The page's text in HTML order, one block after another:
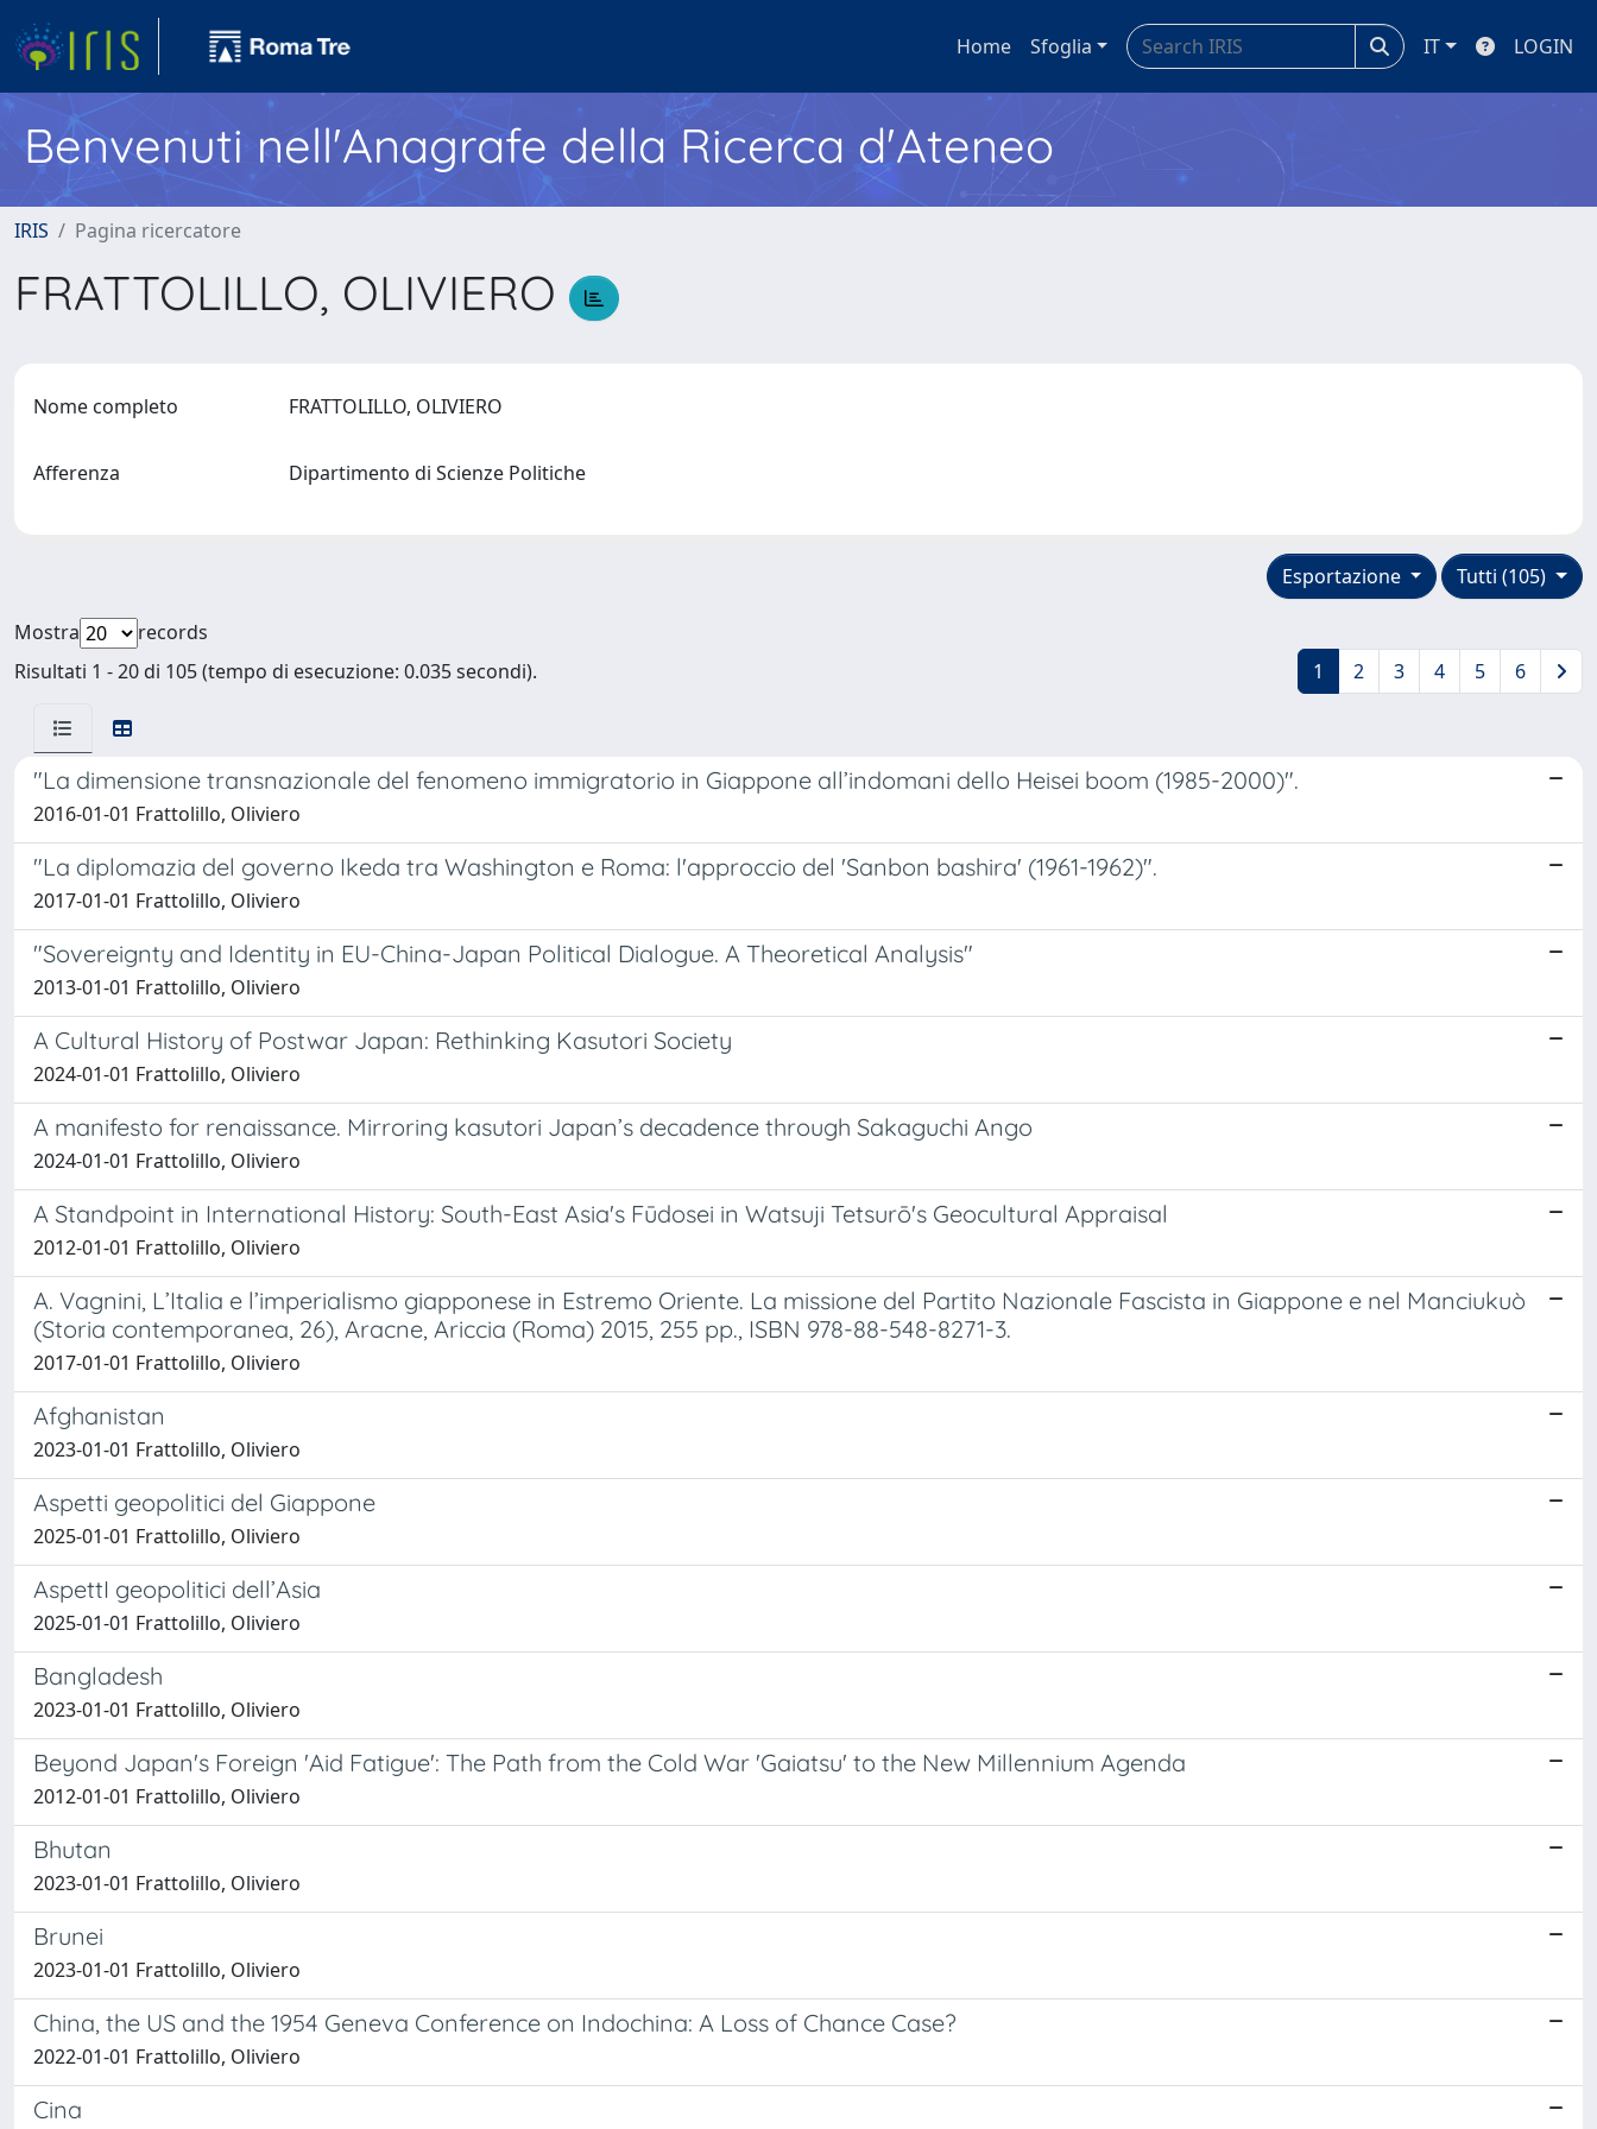
Home Sfoglia IT LOGIN
Benvenuti nell'Anagrafe della Ricerca d'Ateneo
IRIS Pagina ricercatore
FRATTOLILLO, OLIVIERO
Nome completo FRATTOLILLO, OLIVIERO
Afferenza Dipartimento di Scienze Politiche
Tutti (105)
Esportazione
Mostra
records
Risultati 1 - 20 di 105 (tempo di esecuzione: 0.035 secondi).
1 2 3 4 5 6
"La dimensione transnazionale del fenomeno immigratorio in Giappone all’indomani dello Heisei boom (1985-2000)".
2016-01-01 Frattolillo, Oliviero
"La diplomazia del governo Ikeda tra Washington e Roma: l'approccio del 'Sanbon bashira' (1961-1962)".
2017-01-01 Frattolillo, Oliviero
"Sovereignty and Identity in EU-China-Japan Political Dialogue. A Theoretical Analysis"
2013-01-01 Frattolillo, Oliviero
A Cultural History of Postwar Japan: Rethinking Kasutori Society
2024-01-01 Frattolillo, Oliviero
A manifesto for renaissance. Mirroring kasutori Japan’s decadence through Sakaguchi Ango
2024-01-01 Frattolillo, Oliviero
A Standpoint in International History: South-East Asia's Fūdosei in Watsuji Tetsurō's Geocultural Appraisal
2012-01-01 Frattolillo, Oliviero
A. Vagnini, L’Italia e l’imperialismo giapponese in Estremo Oriente. La missione del Partito Nazionale Fascista in Giappone e nel Manciukuò
(Storia contemporanea, 26), Aracne, Ariccia (Roma) 2015, 255 pp., ISBN 978-88-548-8271-3.
2017-01-01 Frattolillo, Oliviero
Afghanistan
2023-01-01 Frattolillo, Oliviero
Aspetti geopolitici del Giappone
2025-01-01 Frattolillo, Oliviero
AspettI geopolitici dell’Asia
2025-01-01 Frattolillo, Oliviero
Bangladesh
2023-01-01 Frattolillo, Oliviero
Beyond Japan's Foreign 'Aid Fatigue': The Path from the Cold War 'Gaiatsu' to the New Millennium Agenda
2012-01-01 Frattolillo, Oliviero
Bhutan
2023-01-01 Frattolillo, Oliviero
Brunei
2023-01-01 Frattolillo, Oliviero
China, the US and the 1954 Geneva Conference on Indochina: A Loss of Chance Case?
2022-01-01 Frattolillo, Oliviero
Cina